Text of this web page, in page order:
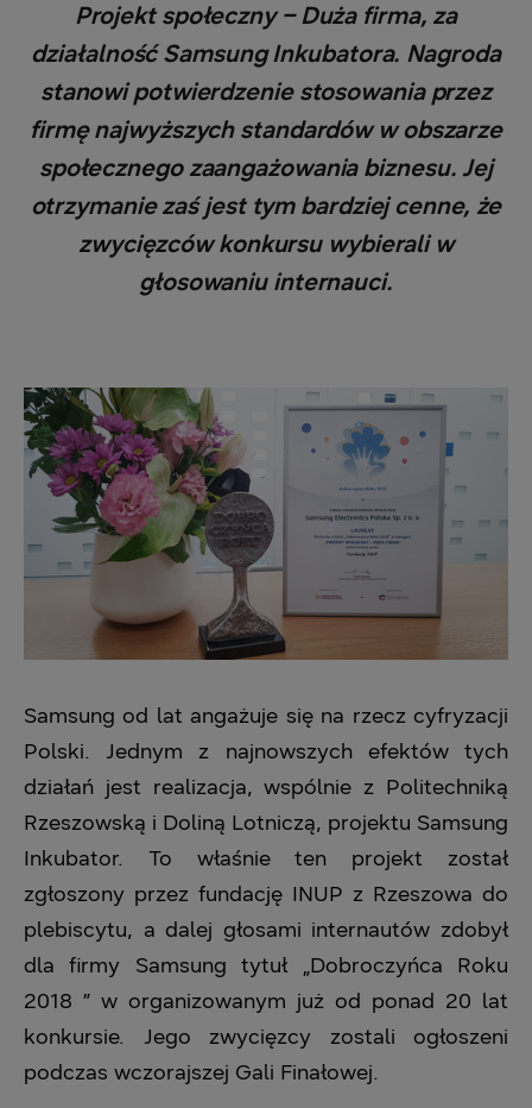
Projekt społeczny – Duża firma, za
działalność Samsung Inkubatora. Nagroda
stanowi potwierdzenie stosowania przez
firmę najwyższych standardów w obszarze
społecznego zaangażowania biznesu. Jej
otrzymanie zaś jest tym bardziej cenne, że
zwycięzców konkursu wybierali w
głosowaniu internauci.
Samsung od lat angażuje się na rzecz cyfryzacji
Polski. Jednym z najnowszych efektów tych
działań jest realizacja, wspólnie z Politechniką
Rzeszowską i Doliną Lotniczą, projektu Samsung
Inkubator. To właśnie ten projekt został
zgłoszony przez fundację INUP z Rzeszowa do
plebiscytu, a dalej głosami internautów zdobył
dla firmy Samsung tytuł „Dobroczyńca Roku
2018 ” w organizowanym już od ponad 20 lat
konkursie. Jego zwycięzcy zostali ogłoszeni
podczas wczorajszej Gali Finałowej.